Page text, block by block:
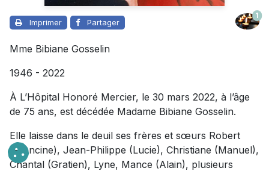
Imprimer Partager
1
Mme Bibiane Gosselin
1946 - 2022
À L’Hôpital Honoré Mercier, le 30 mars 2022, à l’âge
de 75 ans, est décédée Madame Bibiane Gosselin.
Elle laisse dans le deuil ses frères et sœurs Robert
(Francine), Jean-Philippe (Lucie), Christiane (Manuel),
Chantal (Gratien), Lyne, Mance (Alain), plusieurs